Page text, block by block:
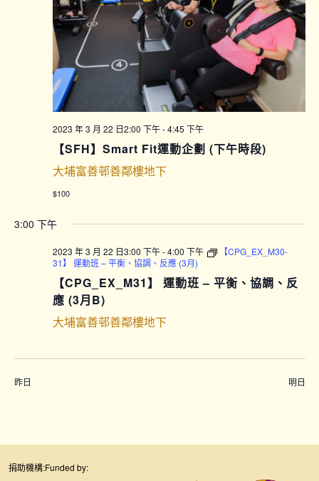
2023 年 3 月 22 日2:00 下午-4:45 下午
【SFH】Smart Fit運動企劃 (下午時段)
大埔富善邨善鄰樓地下
$100
3:00 下午
2023 年 3 月 22 日3:00 下午-4:00 下午
【CPG_EX_M30-
31】 運動班 – 平衡、協調、反應 (3月)
【CPG_EX_M31】 運動班 – 平衡、協調、反
應 (3月B)
大埔富善邨善鄰樓地下
昨日 明日
捐助機構:Funded by: